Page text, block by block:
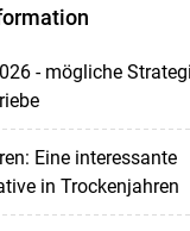
- mögliche
Eine interessante
in Trockenjahren